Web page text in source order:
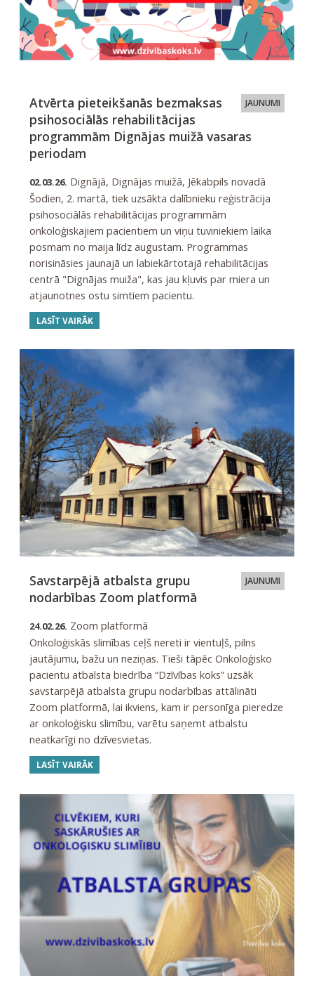
JAUNUMI
Atvērta pieteikšanās bezmaksas
psihosociālās rehabilitācijas
programmām Dignājas muižā vasaras
periodam
02.03.26. Dignājā, Dignājas muižā, Jēkabpils novadā
Šodien, 2. martā, tiek uzsākta dalībnieku reģistrācija
psihosociālās rehabilitācijas programmām
onkoloģiskajiem pacientiem un viņu tuviniekiem laika
posmam no maija līdz augustam. Programmas
norisināsies jaunajā un labiekārtotajā rehabilitācijas
centrā "Dignājas muiža", kas jau kļuvis par miera un
atjaunotnes ostu simtiem pacientu.
LASĪT VAIRĀK
JAUNUMI
Savstarpējā atbalsta grupu
nodarbības Zoom platformā
24.02.26. Zoom platformā
Onkoloģiskās slimības ceļš nereti ir vientuļš, pilns
jautājumu, bažu un neziņas. Tieši tāpēc Onkoloģisko
pacientu atbalsta biedrība “Dzīvības koks” uzsāk
savstarpējā atbalsta grupu nodarbības attālināti
Zoom platformā, lai ikviens, kam ir personīga pieredze
ar onkoloģisku slimību, varētu saņemt atbalstu
neatkarīgi no dzīvesvietas.
LASĪT VAIRĀK